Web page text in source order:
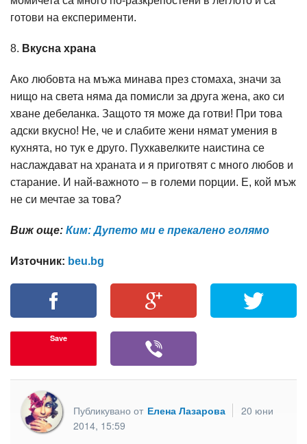
готови на експерименти.
8. Вкусна храна
Ако любовта на мъжа минава през стомаха, значи за
нищо на света няма да помисли за друга жена, ако си
хване дебеланка. Защото тя може да готви! При това
адски вкусно! Не, че и слабите жени нямат умения в
кухнята, но тук е друго. Пухкавелките наистина се
наслаждават на храната и я приготвят с много любов и
старание. И най-важното – в големи порции. Е, кой мъж
не си мечтае за това?
Виж още: Ким: Дупето ми е прекалено голямо
Източник: beu.bg
Save
Публикувано от Елена Лазарова
20 юни
2014, 15:59